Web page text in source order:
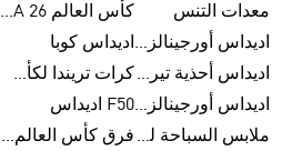
معدات التنس
كأس العالم FIFA 26™
اديداس أورجينالز ملابس للنساء اديداس كوبا
اديداس أحذية تيريكس
كرات تريندا لكأس العالم FIFA 26™
اديداس أورجينالز صنادل للنساءF50 اديداس
ملابس السباحة للنساء
فرق كأس العالم FIFA 26™